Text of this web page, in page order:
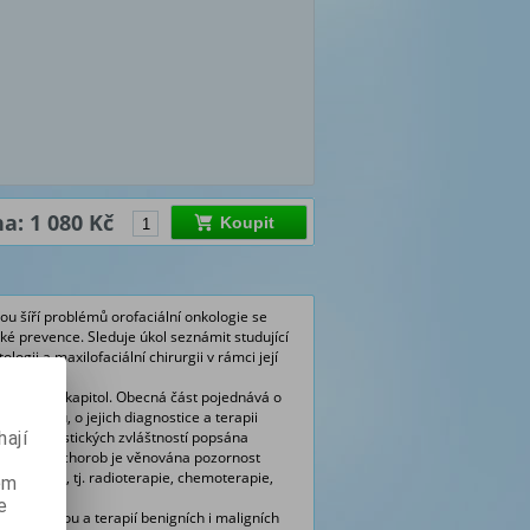
1 080 Kč Koupit
šíří problémů orofaciální onkologie se
prevence. Sleduje úkol seznámit studující
a maxilofaciální chirurgii v rámci její
kapitol. Obecná část pojednává o
o jejich diagnostice a terapii
anamnestických zvláštností popsána
chorob je věnována pozornost
modality, tj. radioterapie, chemoterapie,
a terapií benigních i maligních